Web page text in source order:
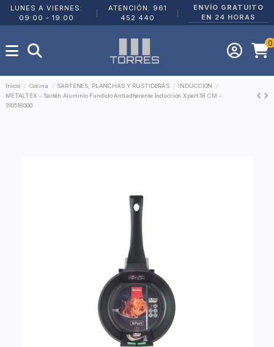
LUNES A VIERNES:
09:00 - 19:00
ATENCIÓN: 961
452 440
ENVÍO GRATUITO
EN 24 HORAS
0
Inicio Cocina SARTENES, PLANCHAS Y RUSTIDERAS
INDUCCION
METALTEX - Sartén Aluminio Fundido Antiadherente Inducción Xpert 18 CM -
310518000